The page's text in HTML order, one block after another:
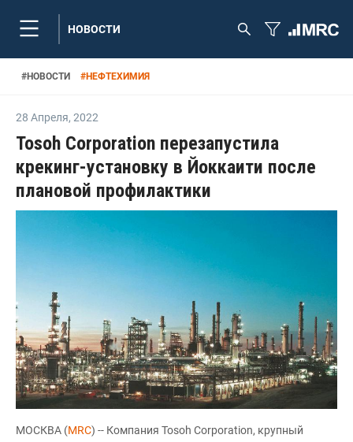
НОВОСТИ
#НОВОСТИ #НЕФТЕХИМИЯ
28 Апреля, 2022
Tosoh Corporation перезапустила
крекинг-установку в Йоккаити после
плановой профилактики
МОСКВА (MRC) -- Компания Tosoh Corporation, крупный